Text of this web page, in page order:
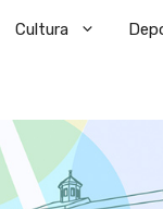
Cultura